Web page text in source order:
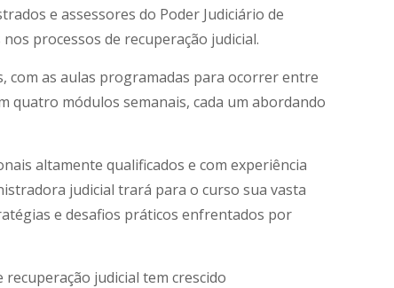
e assessores do Poder Judiciário de
processos de recuperação judicial.
com as aulas programadas para ocorrer entre
quatro módulos semanais, cada um abordando
altamente qualificados e com experiência
judicial trará para o curso sua vasta
e desafios práticos enfrentados por
judicial tem crescido